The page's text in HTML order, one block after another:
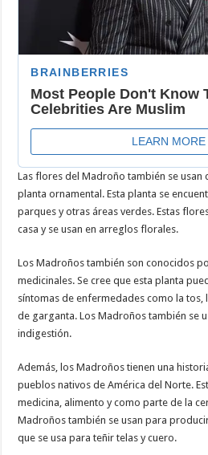
Las flores del Madroño también se usan
planta ornamental. Esta planta se
parques y otras áreas verdes. Estas
casa y se usan en arreglos florales.
Los Madroños también son conocidos
medicinales. Se cree que esta planta
síntomas de enfermedades como la tos,
de garganta. Los Madroños también se
indigestión.
Además, los Madroños tienen una
pueblos nativos de América del Norte.
medicina, alimento y como parte de la
Madroños también se usan para
que se usa para teñir telas y cuero.